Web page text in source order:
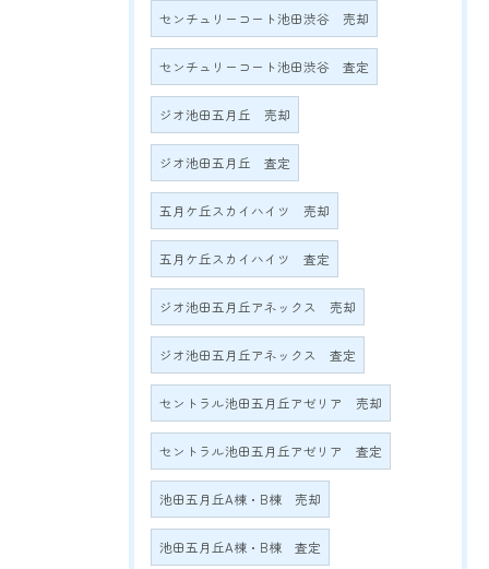
センチュリーコート池田渋谷 売却
センチュリーコート池田渋谷 査定
ジオ池田五月丘 売却
ジオ池田五月丘 査定
五月ケ丘スカイハイツ 売却
五月ケ丘スカイハイツ 査定
ジオ池田五月丘アネックス 売却
ジオ池田五月丘アネックス 査定
セントラル池田五月丘アゼリア 売却
セントラル池田五月丘アゼリア 査定
池田五月丘A棟・B棟 売却
池田五月丘A棟・B棟 査定